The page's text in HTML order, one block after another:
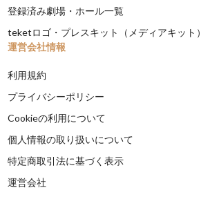
登録済み劇場・ホール一覧
teketロゴ・プレスキット（メディアキット）
運営会社情報
利用規約
プライバシーポリシー
Cookieの利用について
個人情報の取り扱いについて
特定商取引法に基づく表示
運営会社